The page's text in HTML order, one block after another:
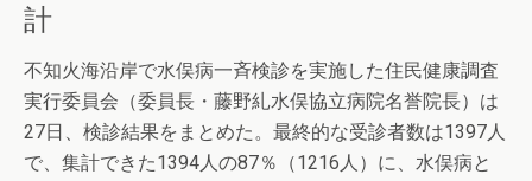
計
不知火海沿岸で水俣病一斉検診を実施した住民健康調査
実行委員会（委員長・藤野糺水俣協立病院名誉院長）は
27日、検診結果をまとめた。最終的な受診者数は1397人
で、集計できた1394人の87％（1216人）に、水俣病と